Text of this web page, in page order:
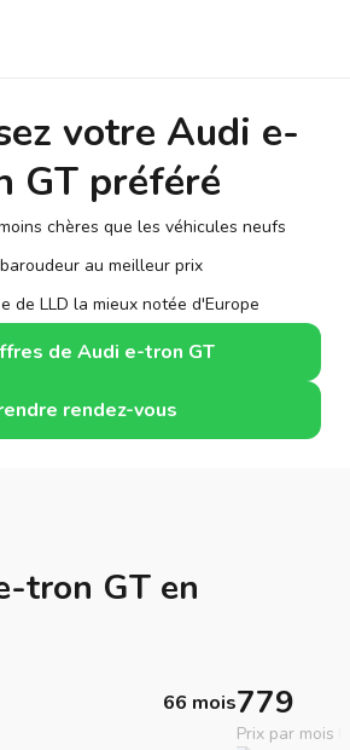
votre Audi e-
GT préféré
chères que les véhicules neufs
au meilleur prix
de LLD la mieux notée d'Europe
de Audi e-tron GT
rendez-vous
tron GT en
66 mois779
Prix par mois